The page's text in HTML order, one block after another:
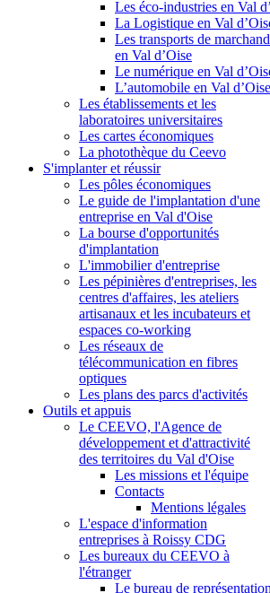
Les éco-industries en Val
La Logistique en Val
Les transports de
en Val d’Oise
Le numérique en Val
L’automobile en Val d’Oise
Les établissements et les
laboratoires universitaires
Les cartes économiques
La photothèque du Ceevo
S'implanter et réussir
Les pôles économiques
Le guide de l'implantation d'une
entreprise en Val d'Oise
La bourse d'opportunités
d'implantation
L'immobilier d'entreprise
Les pépinières d'entreprises, les
centres d'affaires, les ateliers
artisanaux et les incubateurs et
espaces co-working
Les réseaux de
télécommunication en fibres
optiques
Les plans des parcs d'activités
Outils et appuis
Le CEEVO, l'Agence de
développement et d'attractivité
des territoires du Val d'Oise
Les missions et l'équipe
Contacts
Mentions légales
L'espace d'information
entreprises à Roissy CDG
Les bureaux du CEEVO à
l'étranger
Le bureau de